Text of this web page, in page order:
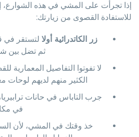
إذا تجرأت على المشي في هذه الشوارع،
للاستفادة القصوى من زيارتك:
زر الكاتدرائية أولالتستقر في
ثم تضل بين
لا تفوتوا التفاصيل المعمارية
الكثير منهم لديهم لوحات
جرب التاباس في حانات
في
خذ وقتك في المشي، لأن